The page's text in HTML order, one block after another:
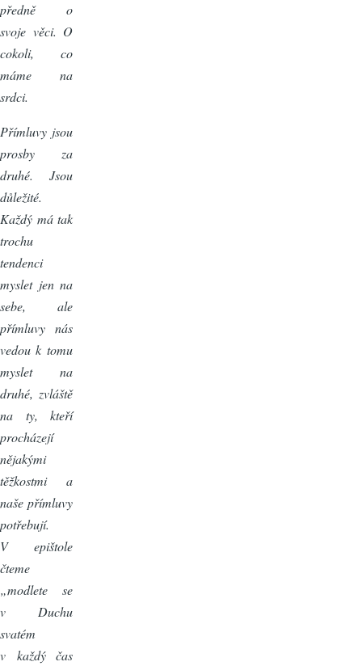
předně o
svoje věci. O
cokoli, co
máme na
srdci.
Přímluvy jsou
prosby za
druhé. Jsou
důležité.
Každý má tak
trochu
tendenci
myslet jen na
sebe, ale
přímluvy nás
vedou k tomu
myslet na
druhé, zvláště
na ty, kteří
procházejí
nějakými
těžkostmi a
naše přímluvy
potřebují.
V epištole
čteme
„modlete se
v Duchu
svatém
v každý čas